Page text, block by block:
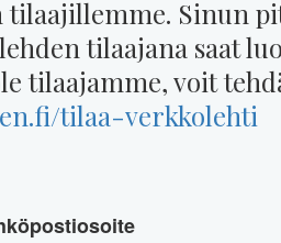
Sinun
tilaajana saat
tilaajamme, voit
tilaa-verkkolehti